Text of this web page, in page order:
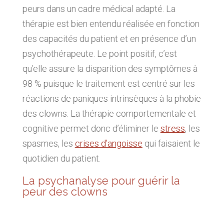
peurs dans un cadre médical adapté. La
thérapie est bien entendu réalisée en fonction
des capacités du patient et en présence d’un
psychothérapeute. Le point positif, c’est
qu’elle assure la disparition des symptômes à
98 % puisque le traitement est centré sur les
réactions de paniques intrinsèques à la phobie
des clowns. La thérapie comportementale et
cognitive permet donc d’éliminer le stress, les
spasmes, les crises d’angoisse qui faisaient le
quotidien du patient.
La psychanalyse pour guérir la
peur des clowns